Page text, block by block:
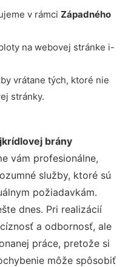
v rámci Západného
na webovej stránke i-
vrátane tých, ktoré nie
stránky.
brány
vám profesionálne,
služby, ktoré sú
požiadavkám.
dnes. Pri realizácií
a odbornosť, ale
práce, pretože si
môže spôsobiť